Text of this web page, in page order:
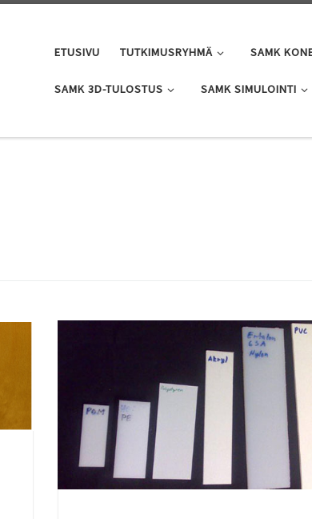
ETUSIVU TUTKIMUSRYHMÄ SAMK
SAMK 3D-TULOSTUS SAMK SIMULOINTI